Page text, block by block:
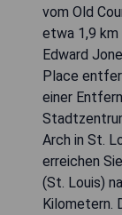
vom Old
etwa 1,9 km
Edward
Place
einer
Arch in St.
erreichen
(St. Louis)
Kilometern.